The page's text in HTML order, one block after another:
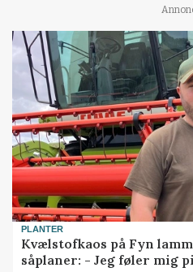
PLANTER
Kvælstofkaos på Fyn
såplaner: - Jeg føler mig